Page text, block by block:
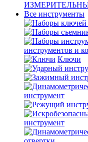
Все инструменты
инструментов и
Ключи
инструмент
инструмент